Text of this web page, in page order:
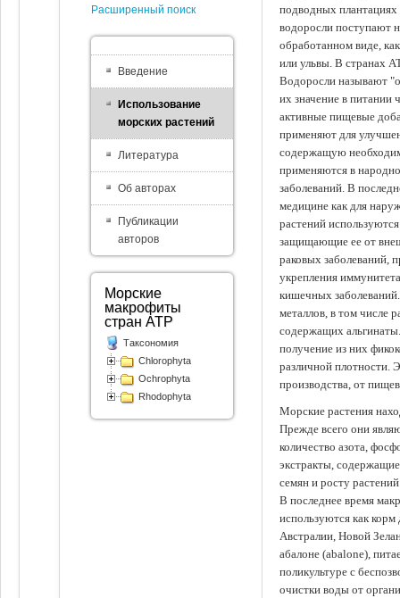
подводных
водоросли поступают
обработанном виде,
или ульвы. В странах
Водоросли называют
их значение в питании
активные пищевые
применяют для
содержащую
применяются в
заболеваний. В
медицине как для
растений
защищающие ее от
раковых заболеваний,
укрепления
кишечных
металлов, в том числе
содержащих
получение из них
различной плотности.
производства, от
Морские растения
Прежде всего они
количество азота,
экстракты,
семян и росту
В последнее время
используются как
Австралии, Новой
абалоне (abalone),
поликультуре с
очистки воды от
Расширенный поиск
Введение
Использование
морских растений
Литература
Об авторах
Публикации
авторов
Морские
макрофиты
стран АТР
Таксономия
Chlorophyta
Ochrophyta
Rhodophyta